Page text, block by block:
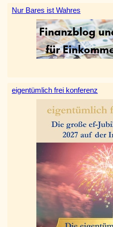
Nur Bares ist Wahres
eigentümlich frei konferenz